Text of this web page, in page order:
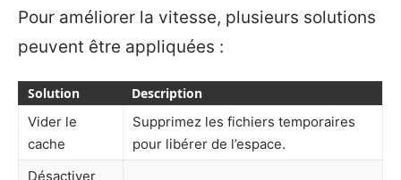
Pour améliorer la vitesse, plusieurs solutions
peuvent être appliquées :
Solution
Description
Vider le
cache
Supprimez les fichiers temporaires
pour libérer de l’espace.
Désactiver